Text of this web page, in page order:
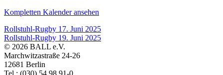
Kompletten Kalender ansehen
Rollstuhl-Rugby 17. Juni 2025
Rollstuhl-Rugby 19. Juni 2025
© 2026 BALL e.V.
Marchwitzastraße 24-26
12681 Berlin
Tel.: (030) 54 98 91-0